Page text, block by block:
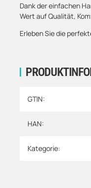
Produkteigenschaft
Wert
GTIN:
HAN:
Kategorie:
Dank der einfachen
Wert auf Qualität,
Erleben Sie die